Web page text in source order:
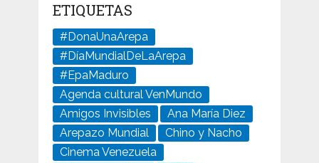
ETIQUETAS
#DonaUnaArepa
#DíaMundialDeLaArepa
#EpaMaduro
Agenda cultural VenMundo
Amigos Invisibles
Ana María Diez
Arepazo Mundial
Chino y Nacho
Cinema Venezuela